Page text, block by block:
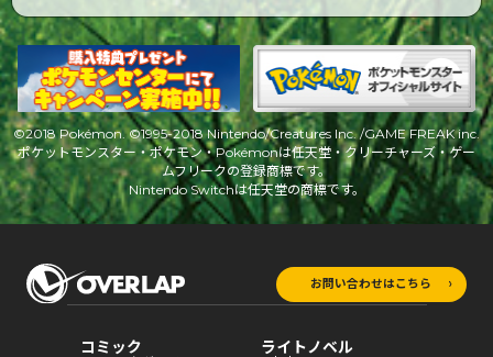
©2018 Pokémon. ©1995-2018 Nintendo/Creatures Inc. /GAME FREAK inc.
ポケットモンスター・ポケモン・Pokémonは任天堂・クリーチャーズ・ゲー
ムフリークの登録商標です。
Nintendo Switchは任天堂の商標です。
お問い合わせはこちら
コミック ライトノベル